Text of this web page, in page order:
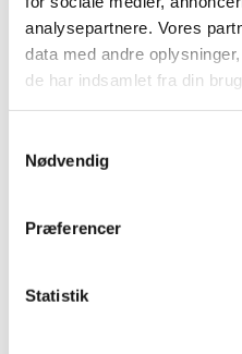
analysepartnere. Vores
data med andre
de har indsamlet fra din
Nødvendig
Præferencer
Statistik
Du vil